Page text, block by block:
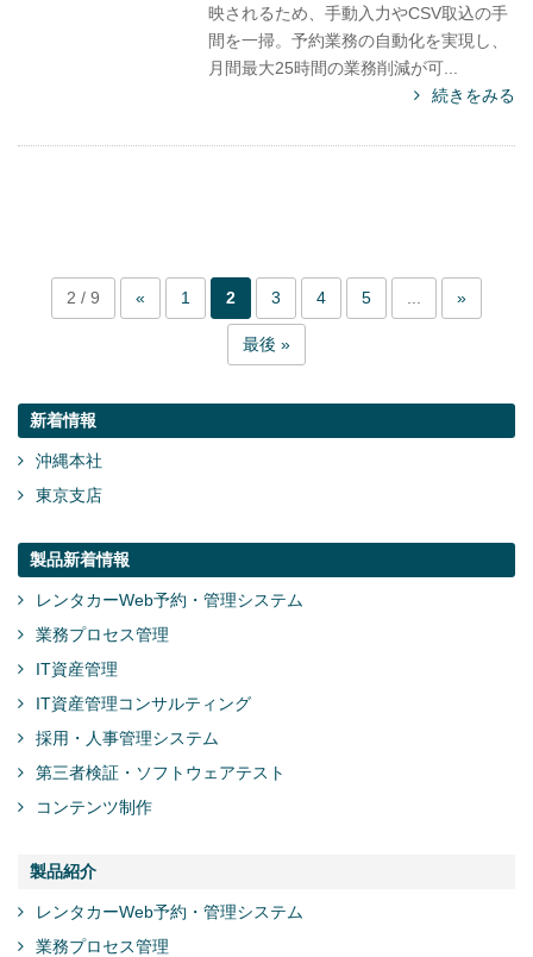
映されるため、手動入力やCSV取込の手
間を一掃。予約業務の自動化を実現し、
月間最大25時間の業務削減が可...
続きをみる
2 / 9 « 1 2 3 4 5 »
最後 »
新着情報
沖縄本社
東京支店
製品新着情報
レンタカーWeb予約・管理システム
業務プロセス管理
IT資産管理
IT資産管理コンサルティング
採用・人事管理システム
第三者検証・ソフトウェアテスト
コンテンツ制作
製品紹介
レンタカーWeb予約・管理システム
業務プロセス管理